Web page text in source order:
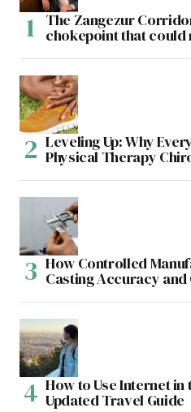
The Zangezur
chokepoint that could
Leveling Up: Why
Physical Therapy
How Controlled
Casting Accuracy
How to Use Internet in
Updated Travel Guide